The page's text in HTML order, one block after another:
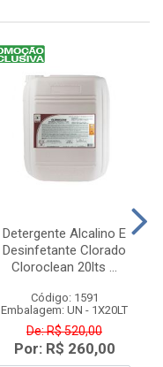
Detergente Alcalino E
Desinfetante Clorado
Cloroclean 20lts ...
Código: 1591
Embalagem: UN - 1X20LT
De: R$ 520,00
Por: R$ 260,00